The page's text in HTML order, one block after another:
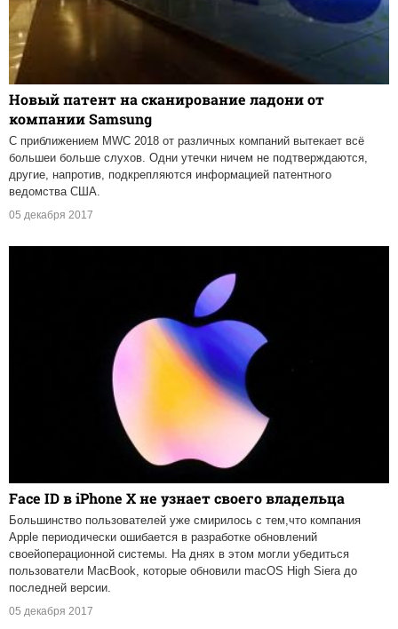
Новый патент на сканирование ладони от
компании Samsung
С приближением MWC 2018 от различных компаний вытекает всё
большеи больше слухов. Одни утечки ничем не подтверждаются,
другие, напротив, подкрепляются информацией патентного
ведомства США.
05 декабря 2017
Face ID в iPhone X не узнает своего владельца
Большинство пользователей уже смирилось с тем,что компания
Apple периодически ошибается в разработке обновлений
своейоперационной системы. На днях в этом могли убедиться
пользователи MacBook, которые обновили macOS High Siera до
последней версии.
05 декабря 2017